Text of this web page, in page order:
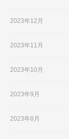
2023年12月
2023年11月
2023年10月
2023年9月
2023年8月